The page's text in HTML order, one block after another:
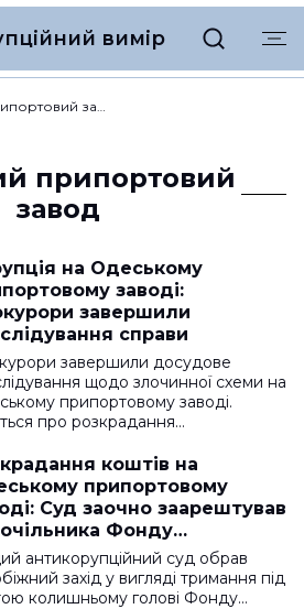
вимір
Одеський припортовий завод
припортовий
завод
на Одеському
заводі:
завершили
справи
завершили досудове
щодо злочинної схеми на
припортовому заводі.
про розкрадання…
коштів на
припортовому
Суд заочно заарештував
Фонду
антикорупційний суд обрав
захід у вигляді тримання під
колишньому голові Фонду…